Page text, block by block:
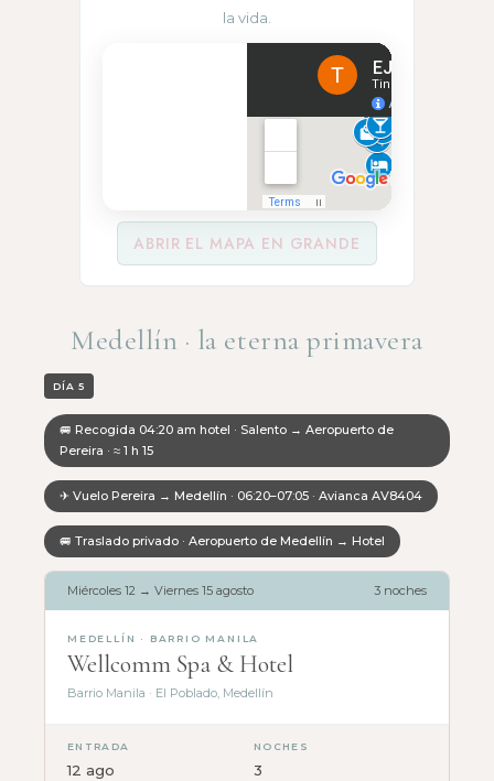
la vida.
ABRIR EL MAPA EN GRANDE
Medellín · la eterna primavera
DÍA 5
🚐 Recogida 04:20 am hotel · Salento → Aeropuerto de
Pereira · ≈ 1 h 15
✈ Vuelo Pereira → Medellín · 06:20–07:05 · Avianca AV8404
🚐 Traslado privado · Aeropuerto de Medellín → Hotel
Miércoles 12 → Viernes 15 agosto 3 noches
MEDELLÍN · BARRIO MANILA
Wellcomm Spa & Hotel
Barrio Manila · El Poblado, Medellín
ENTRADA
12 ago
NOCHES
3